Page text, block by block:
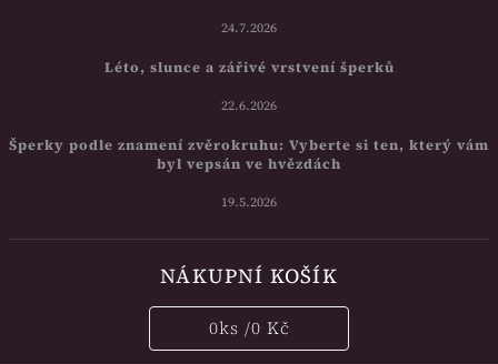
24.7.2026
Léto, slunce a zářivé vrstvení šperků
22.6.2026
Šperky podle znamení zvěrokruhu: Vyberte si ten, který vám
byl vepsán ve hvězdách
19.5.2026
NÁKUPNÍ KOŠÍK
0ks /0 Kč